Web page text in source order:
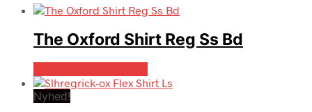
The Oxford Shirt Reg Ss Bd
Nyhed!